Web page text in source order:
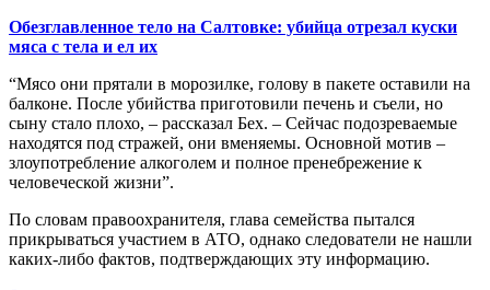
Обезглавленное тело на Салтовке: убийца отрезал куски
мяса с тела и ел их
“Мясо они прятали в морозилке, голову в пакете оставили на
балконе. После убийства приготовили печень и съели, но
сыну стало плохо, – рассказал Бех. – Сейчас подозреваемые
находятся под стражей, они вменяемы. Основной мотив –
злоупотребление алкоголем и полное пренебрежение к
человеческой жизни”.
По словам правоохранителя, глава семейства пытался
прикрываться участием в АТО, однако следователи не нашли
каких-либо фактов, подтверждающих эту информацию.